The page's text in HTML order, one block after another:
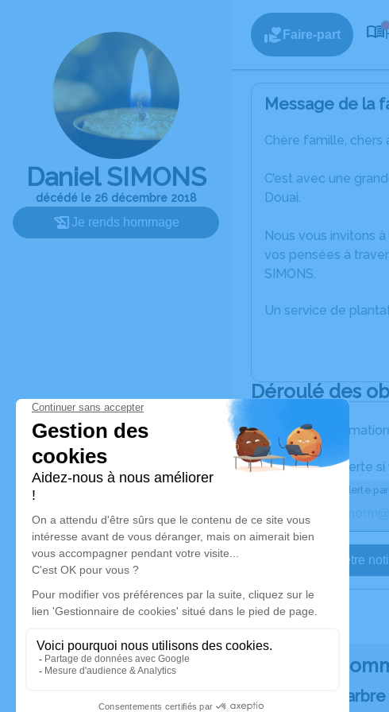
Daniel SIMONS
décédé le 26 décembre 2018
Je rends hommage
Faire-part
Message de la
Chère famille, chers
C’est avec une
Douai.
Nous vous invitons
vos pensées à
SIMONS.
Un service de
Déroulé des
Les
Activez une alerte
Recevoir une alerte
Je veux être
Rendez
Plantez un